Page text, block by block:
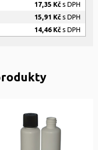
17,35 Kčs DPH
15,91 Kčs DPH
14,46 Kčs DPH